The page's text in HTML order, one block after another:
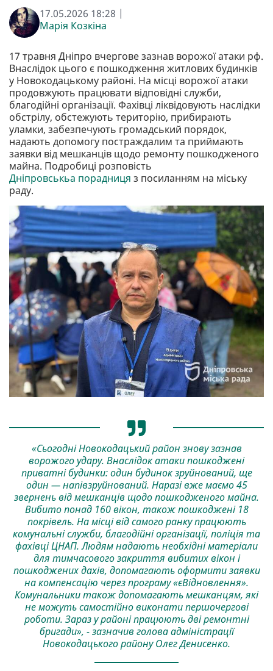
17.05.2026 18:28 |
Марія Козкіна
17 травня Дніпро вчергове зазнав ворожої атаки рф.
Внаслідок цього є пошкодження житлових будинків
у Новокодацькому районі. На місці ворожої атаки
продовжують працювати відповідні служби,
благодійні організації. Фахівці ліквідовують наслідки
обстрілу, обстежують територію, прибирають
уламки, забезпечують громадський порядок,
надають допомогу постраждалим та приймають
заявки від мешканців щодо ремонту пошкодженого
майна. Подробиці розповість
Дніпровськьа порадниця з посиланням на міську
раду.
«Сьогодні Новокодацький район знову зазнав
ворожого удару. Внаслідок атаки пошкоджені
приватні будинки: один будинок зруйнований, ще
один — напівзруйнований. Наразі вже маємо 45
звернень від мешканців щодо пошкодженого майна.
Вибито понад 160 вікон, також пошкоджені 18
покрівель. На місці від самого ранку працюють
комунальні служби, благодійні організації, поліція та
фахівці ЦНАП. Людям надають необхідні матеріали
для тимчасового закриття вибитих вікон і
пошкоджених дахів, допомагають оформити заявки
на компенсацію через програму «єВідновлення».
Комунальники також допомагають мешканцям, які
не можуть самостійно виконати першочергові
роботи. Зараз у районі працюють дві ремонтні
бригади», - зазначив голова адміністрації
Новокодацького району Олег Денисенко.